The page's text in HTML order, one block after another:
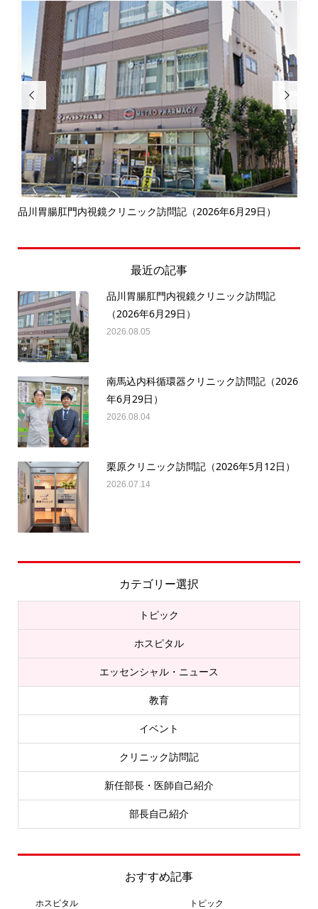

品川胃腸肛門内視鏡クリニック訪問記（2026年6月29日）

最近の記事
品川胃腸肛門内視鏡クリニック訪問記
（2026年6月29日）
2026.08.05
南馬込内科循環器クリニック訪問記（2026
年6月29日）
2026.08.04
栗原クリニック訪問記（2026年5月12日）
2026.07.14
カテゴリー選択
トピック
ホスピタル
エッセンシャル・ニュース
教育
イベント
クリニック訪問記
新任部長・医師自己紹介
部長自己紹介
おすすめ記事
ホスピタル トピック